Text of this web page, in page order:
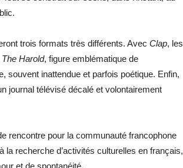
trois formats très différents. Avec Clap, les
The Harold, figure emblématique de
souvent inattendue et parfois poétique. Enfin,
journal télévisé décalé et volontairement
rencontre pour la communauté francophone
recherche d’activités culturelles en français,
et de spontanéité.